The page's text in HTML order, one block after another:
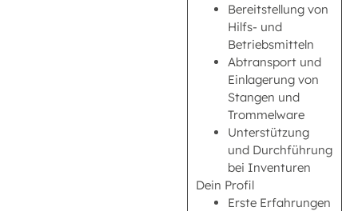
Bereitstellung von
Hilfs- und
Betriebsmitteln
Abtransport und
Einlagerung von
Stangen und
Trommelware
Unterstützung
und Durchführung
bei Inventuren
Dein Profil
​​​​​​Erste Erfahrungen